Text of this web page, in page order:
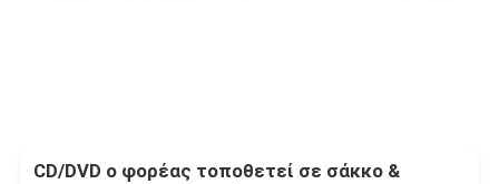
CD/DVD ο φορέας τοποθετεί σε σάκκο &